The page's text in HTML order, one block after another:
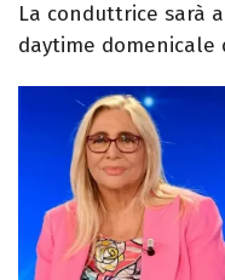
La conduttrice sarà
daytime domenicale